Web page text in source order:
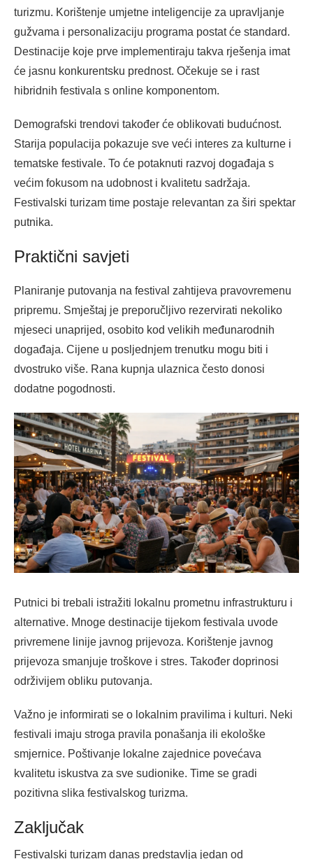
turizmu. Korištenje umjetne inteligencije za upravljanje
gužvama i personalizaciju programa postat će standard.
Destinacije koje prve implementiraju takva rješenja imat
će jasnu konkurentsku prednost. Očekuje se i rast
hibridnih festivala s online komponentom.
Demografski trendovi također će oblikovati budućnost.
Starija populacija pokazuje sve veći interes za kulturne i
tematske festivale. To će potaknuti razvoj događaja s
većim fokusom na udobnost i kvalitetu sadržaja.
Festivalski turizam time postaje relevantan za širi spektar
putnika.
Praktični savjeti
Planiranje putovanja na festival zahtijeva pravovremenu
pripremu. Smještaj je preporučljivo rezervirati nekoliko
mjeseci unaprijed, osobito kod velikih međunarodnih
događaja. Cijene u posljednjem trenutku mogu biti i
dvostruko više. Rana kupnja ulaznica često donosi
dodatne pogodnosti.
Putnici bi trebali istražiti lokalnu prometnu infrastrukturu i
alternative. Mnoge destinacije tijekom festivala uvode
privremene linije javnog prijevoza. Korištenje javnog
prijevoza smanjuje troškove i stres. Također doprinosi
održivijem obliku putovanja.
Važno je informirati se o lokalnim pravilima i kulturi. Neki
festivali imaju stroga pravila ponašanja ili ekološke
smjernice. Poštivanje lokalne zajednice povećava
kvalitetu iskustva za sve sudionike. Time se gradi
pozitivna slika festivalskog turizma.
Zaključak
Festivalski turizam danas predstavlja jedan od